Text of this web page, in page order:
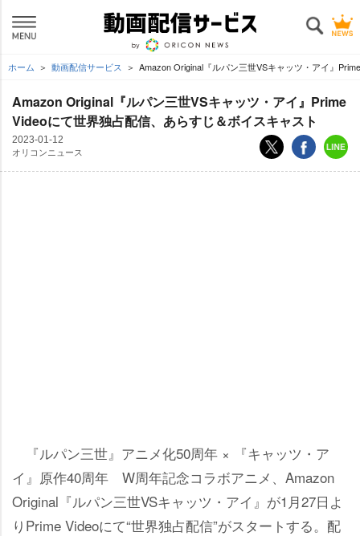
ホーム 動画配信サービス Amazon Original『ルパン三世VSキャッツ・アイ』
Amazon Original『ルパン三世VSキャッツ・アイ』Prime
Videoにて世界独占配信、あらすじ＆ボイスキャスト
2023-01-12
オリコンニュース
『ルパン三世』アニメ化50周年 × 『キャッツ・ア
イ』原作40周年 W周年記念コラボアニメ、Amazon
Original『ルパン三世VSキャッツ・アイ』が1月27日よ
りPrime Videoにて“世界独占配信”がスタートする。配